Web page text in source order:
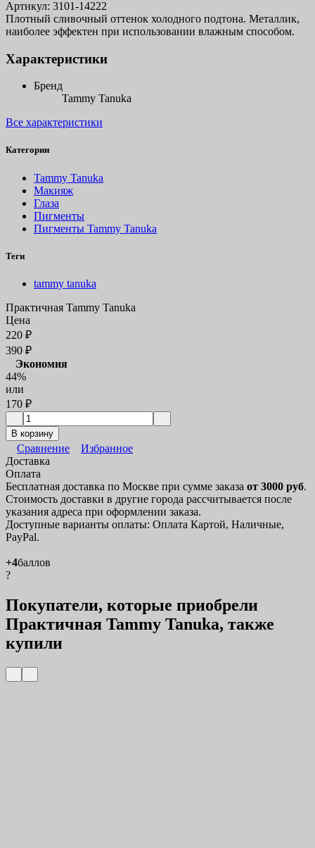
Артикул: 3101-14222
Плотный сливочный оттенок холодного подтона. Металлик,
наиболее эффектен при использовании влажным способом.
Характеристики
Бренд
Tammy Tanuka
Все характеристики
Категории
Tammy Tanuka
Макияж
Глаза
Пигменты
Пигменты Tammy Tanuka
Теги
tammy tanuka
Практичная Tammy Tanuka
Цена
220 ₽
390 ₽
Экономия
44%
или
170 ₽
В корзину
Сравнение
Избранное
Доставка
Оплата
Бесплатная доставка по Москве при сумме заказа от 3000 руб.
Стоимость доставки в другие города рассчитывается после
указания адреса при оформлении заказа.
Доступные варианты оплаты: Оплата Картой, Наличные,
PayPal.
+4баллов
?
Покупатели, которые приобрели
Практичная Tammy Tanuka, также
купили